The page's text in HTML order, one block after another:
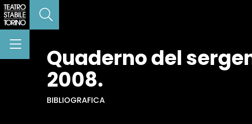
Quaderno del
2008.
BIBLIOGRAFICA